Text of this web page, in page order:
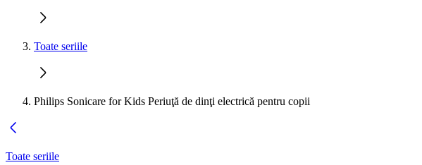
Toate seriile
Philips Sonicare for Kids Periuţă de dinţi electrică pentru copii
Toate seriile